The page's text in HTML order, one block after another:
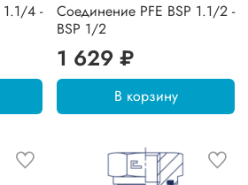
1.1/4 -
Соединение PFE BSP 1.1/2 -
BSP 1/2
1 629 ₽
В корзину